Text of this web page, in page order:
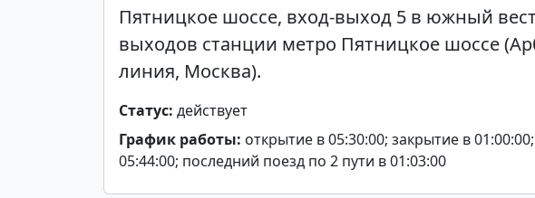
Пятницкое шоссе, вход-выход 5 в южный
выходов станции метро Пятницкое шоссе
линия, Москва).
Статус: действует
График работы: открытие в 05:30:00; закрытие в
05:44:00; последний поезд по 2 пути в 01:03:00